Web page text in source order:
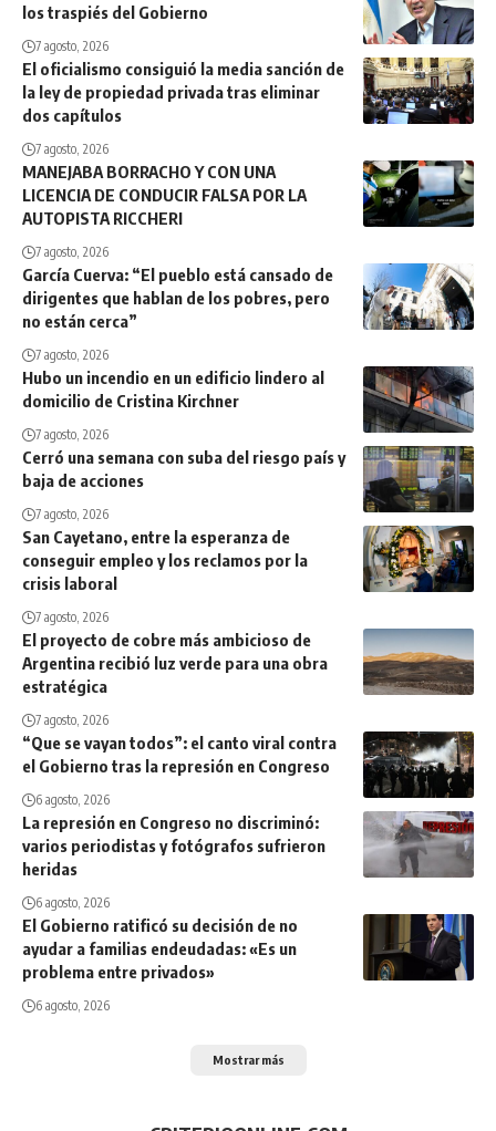
los traspiés del Gobierno
7 agosto, 2026
El oficialismo consiguió la media sanción de
la ley de propiedad privada tras eliminar
dos capítulos
7 agosto, 2026
MANEJABA BORRACHO Y CON UNA
LICENCIA DE CONDUCIR FALSA POR LA
AUTOPISTA RICCHERI
7 agosto, 2026
García Cuerva: “El pueblo está cansado de
dirigentes que hablan de los pobres, pero
no están cerca”
7 agosto, 2026
Hubo un incendio en un edificio lindero al
domicilio de Cristina Kirchner
7 agosto, 2026
Cerró una semana con suba del riesgo país y
baja de acciones
7 agosto, 2026
San Cayetano, entre la esperanza de
conseguir empleo y los reclamos por la
crisis laboral
7 agosto, 2026
El proyecto de cobre más ambicioso de
Argentina recibió luz verde para una obra
estratégica
7 agosto, 2026
“Que se vayan todos”: el canto viral contra
el Gobierno tras la represión en Congreso
6 agosto, 2026
La represión en Congreso no discriminó:
varios periodistas y fotógrafos sufrieron
heridas
6 agosto, 2026
El Gobierno ratificó su decisión de no
ayudar a familias endeudadas: «Es un
problema entre privados»
6 agosto, 2026
Mostrar más